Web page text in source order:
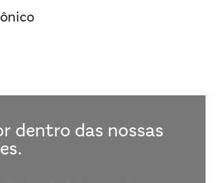
dentro das nossas